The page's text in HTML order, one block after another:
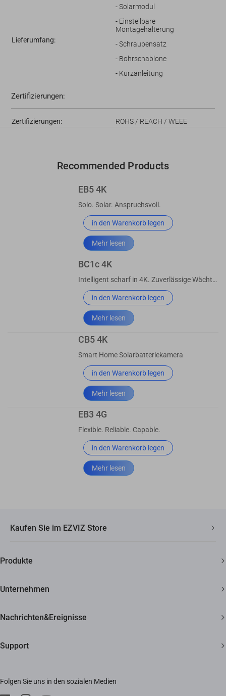
Lieferumfang:
- Solarmodul
- Einstellbare
Montagehalterung
- Schraubensatz
- Bohrschablone
- Kurzanleitung
Zertifizierungen:
Zertifizierungen: ROHS / REACH / WEEE
Recommended Products
EB5 4K
Solo. Solar. Anspruchsvoll.
in den Warenkorb legen
Mehr lesen
BC1c 4K
Intelligent scharf in 4K. Zuverlässige Wächter mit mehr.
in den Warenkorb legen
Mehr lesen
CB5 4K
Smart Home Solarbatteriekamera
in den Warenkorb legen
Mehr lesen
EB3 4G
Flexible. Reliable. Capable.
in den Warenkorb legen
Mehr lesen
Kaufen Sie im EZVIZ Store
30 Tage Geld-zurück-Garantie
Produkte
Unternehmen
Bezugsquellen
Nachrichten&Ereignisse
Support
Herunterladen
Folgen Sie uns in den sozialen Medien